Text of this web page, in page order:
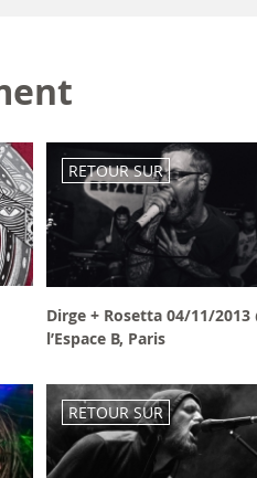
RETOUR SUR
Dirge + Rosetta 04/11/2013
l’Espace B, Paris
RETOUR SUR